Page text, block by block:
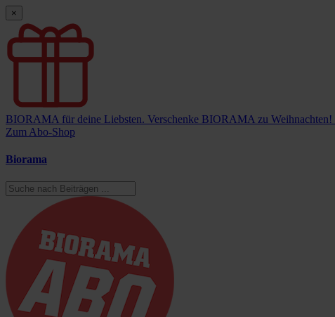
×
BIORAMA für deine Liebsten. Verschenke BIORAMA zu Weihnachten!
Zum Abo-Shop
Biorama